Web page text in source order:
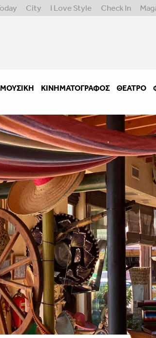
City I Love Style Check In
ΜΟΥΣΙΚΉ ΚΙΝΗΜΑΤΟΓΡΆΦΟΣ ΘΈΑΤΡΟ